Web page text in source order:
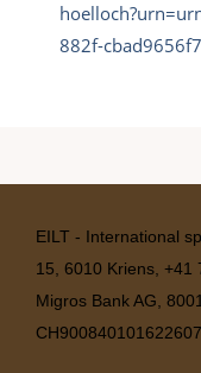
882f-
EILT - International
15, 6010 Kriens, +41
Migros Bank AG,